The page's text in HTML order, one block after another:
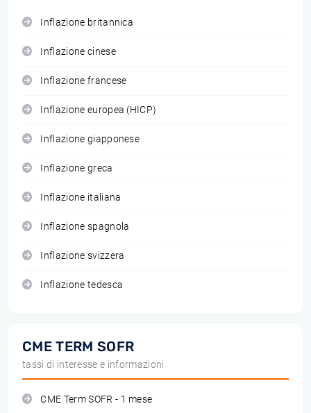
Inflazione britannica
Inflazione cinese
Inflazione francese
Inflazione europea (HICP)
Inflazione giapponese
Inflazione greca
Inflazione italiana
Inflazione spagnola
Inflazione svizzera
Inflazione tedesca
CME TERM SOFR
tassi di interesse e informazioni
CME Term SOFR - 1 mese